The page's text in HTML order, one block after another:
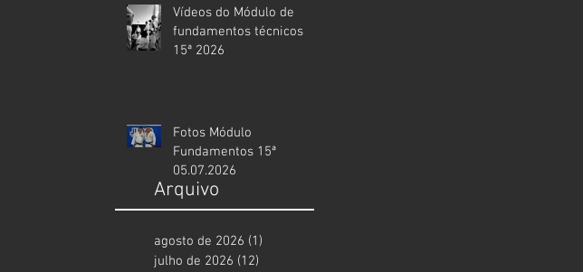
Vídeos do Módulo de
fundamentos técnicos
15ª 2026
Fotos Módulo
Fundamentos 15ª
05.07.2026
Arquivo
agosto de 2026 (1)
julho de 2026 (12)